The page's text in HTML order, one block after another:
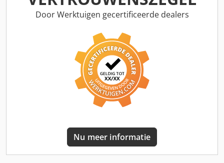
Dkedpfxozph Sdo Andsr = Bijzonderheden = Conditie CE
type: CE = Meer informatie = Algemene informatie Cabine:
Motorinhoud: 4.460 cc Rupsbandbreedte: 2.380 cm Motor
type: KOMATSU SAA4D107E-1A Ledig gewicht: 21.200 kg
Afmetingen (LxBxH): 9430 x 2980 x 3040 cm Functioneel
Aantal ventielen: 2 Snelwisselsysteem: Ja CE markering: ja
Staat Technische staat: zeer goed Optische staat: zeer
Door Werktuigen gecertificeerde dealers
Nu meer informatie